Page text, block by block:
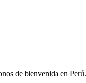
de bienvenida en Perú.